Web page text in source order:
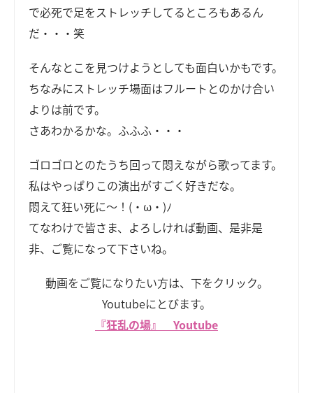
で必死で足をストレッチしてるところもあるん
だ・・・笑
そんなとこを見つけようとしても面白いかもです。
ちなみにストレッチ場面はフルートとのかけ合い
よりは前です。
さあわかるかな。ふふふ・・・
ゴロゴロとのたうち回って悶えながら歌ってます。
私はやっぱりこの演出がすごく好きだな。
悶えて狂い死に～！(・ω・)ﾉ
てなわけで皆さま、よろしければ動画、是非是
非、ご覧になって下さいね。
動画をご覧になりたい方は、下をクリック。
Youtubeにとびます。
『狂乱の場』 Youtube